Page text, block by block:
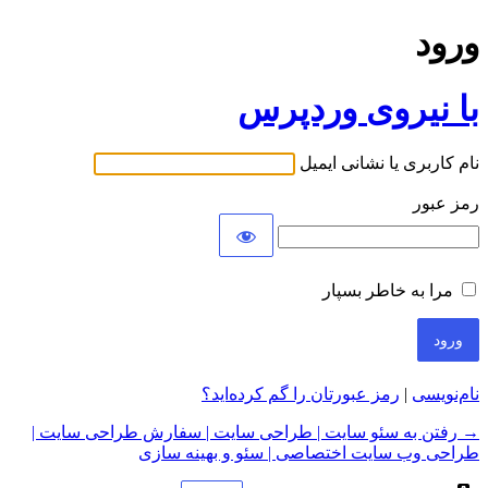
ورود
با نیروی وردپرس
نام کاربری یا نشانی ایمیل
رمز عبور
مرا به خاطر بسپار
نام‌نویسی | رمز عبورتان را گم کرده‌اید؟
→ رفتن به سئو سایت | طراحی سایت | سفارش طراحی سایت |
طراحی وب سایت اختصاصی | سئو و بهینه سازی